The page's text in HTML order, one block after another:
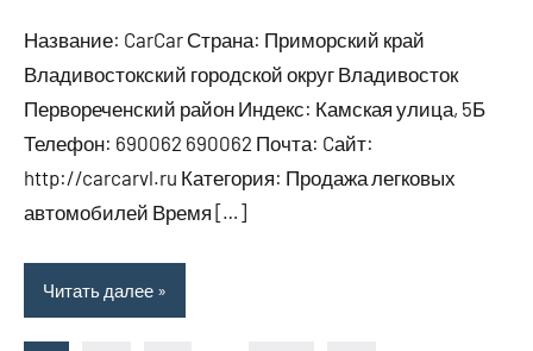
Название: CarCar Страна: Приморский край
Владивостокский городской округ Владивосток
Первореченский район Индекс: Камская улица, 5Б
Телефон: 690062 690062 Почта: Cайт:
http://carcarvl.ru Категория: Продажа легковых
автомобилей Время […]
Читать далее